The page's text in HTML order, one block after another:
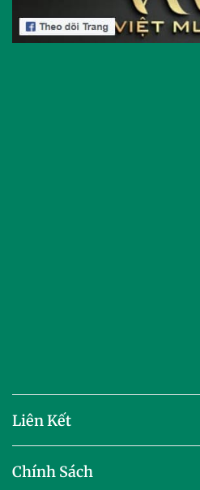
Liên Kết
Chính Sách